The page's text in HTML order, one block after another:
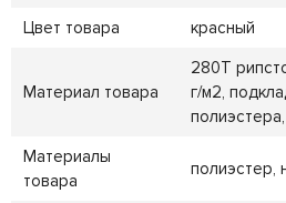
Цвет товара
красный
Материал товара
280T
г/м2,
Материалы
товара
полиэстер,